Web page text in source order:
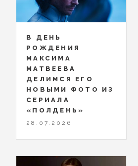
В ДЕНЬ
РОЖДЕНИЯ
МАКСИМА
МАТВЕЕВА
ДЕЛИМСЯ ЕГО
НОВЫМИ ФОТО ИЗ
СЕРИАЛА
«ПОЛДЕНЬ»
28.07.2026